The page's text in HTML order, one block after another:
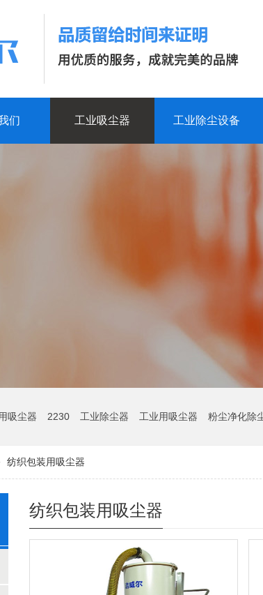
们 工业吸尘器 工业除尘设备
吸尘器 2230 工业除尘器 工业用吸尘器 粉尘净化除
纺织包装用吸尘器
纺织包装用吸尘器